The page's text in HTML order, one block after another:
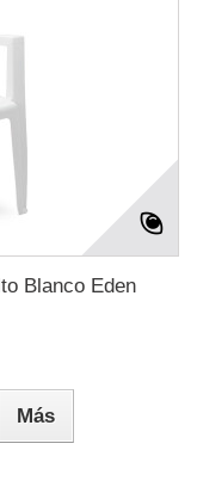
Blanco Eden
Más